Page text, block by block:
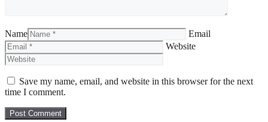
Name
Email
Website
Save my name, email, and website in this browser for the next
time I comment.